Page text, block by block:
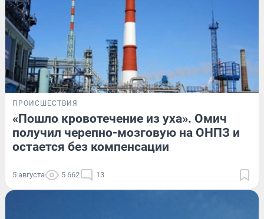
ПРОИСШЕСТВИЯ
«Пошло кровотечение из уха». Омич
получил черепно-мозговую на ОНПЗ и
остается без компенсации
5 августа 5 662 13